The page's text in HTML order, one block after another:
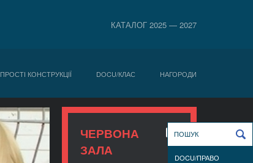
КАТАЛОГ 2025 — 2027
ПРОСТІ КОНСТРУКЦІЇ DOCU/КЛАС НАГОРОДИ
ЧЕРВОНА
ЗАЛА
DOCU/ПРАВО